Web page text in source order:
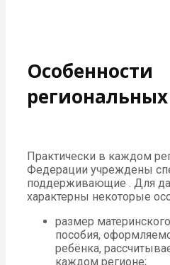
Особенности
Практически в каждом
Федерации учреждены
поддерживающие . Для
характерны некоторые
размер
пособия,
ребёнка,
каждом регионе;